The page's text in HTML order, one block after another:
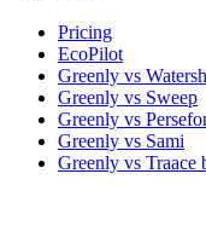
Pricing
EcoPilot
Greenly vs
Greenly vs Sweep
Greenly vs
Greenly vs Sami
Greenly vs Traace